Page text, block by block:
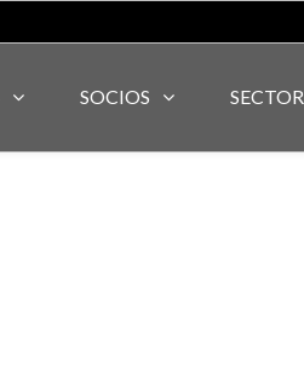
SOCIOS SECTOR